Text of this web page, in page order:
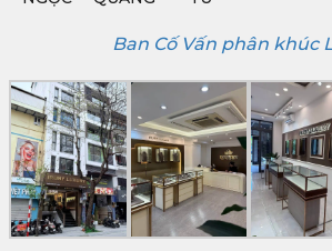
Ban Cố Vấn phân khúc